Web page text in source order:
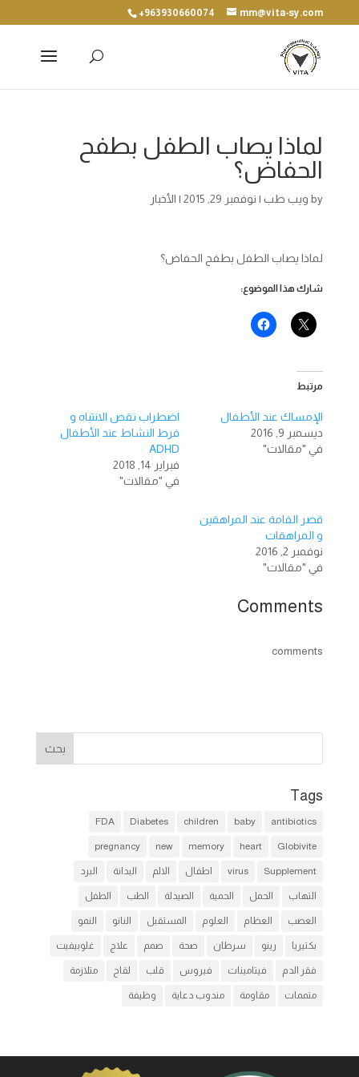
+963930660074 mm@vita-sy.com
لماذا يصاب الطفل بطفح
الحفاض؟
by ويب طب| نوفمبر 29, 2015 | الأخبار
لماذا يصاب الطفل بطفح الحفاض؟
شارك هذا الموضوع:
مرتبط
الإمساك عند الأطفال
ديسمبر 9, 2016
في "مقالات"
اضطراب نقص الانتباه و
فرط النشاط عند الأطفال
ADHD
فبراير 14, 2018
في "مقالات"
قصر القامة عند المراهقين
و المراهقات
نوفمبر 2, 2016
في "مقالات"
Comments
comments
Tags
antibiotics
baby
children
Diabetes
FDA
Globivite
heart
memory
new
pregnancy
Supplement
virus اطفال الالم البدانة البرد
التهاب الحمل الحمية الصيدلة الطب الطفل
العصب العظام العلوم المستقبل النانو النمو
بكتيريا رينو سرطان صحة صمم علاج غلوبيفيت
فقر الدم فيتامينات فيروس قلب لقاح متلازمة
متممات مقاومة مندوب دعاية وظيفة